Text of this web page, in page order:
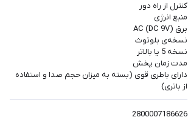
کنترل از راه دور
منبع انرژی
برق AC (DC 9V)
نسخه‌ی بلوتوث
نسخه 5 یا بالاتر
مدت زمان پخش
دارای باطری قوی (بسته به میزان حجم صدا و استفاده
از باتری)
2800007186626